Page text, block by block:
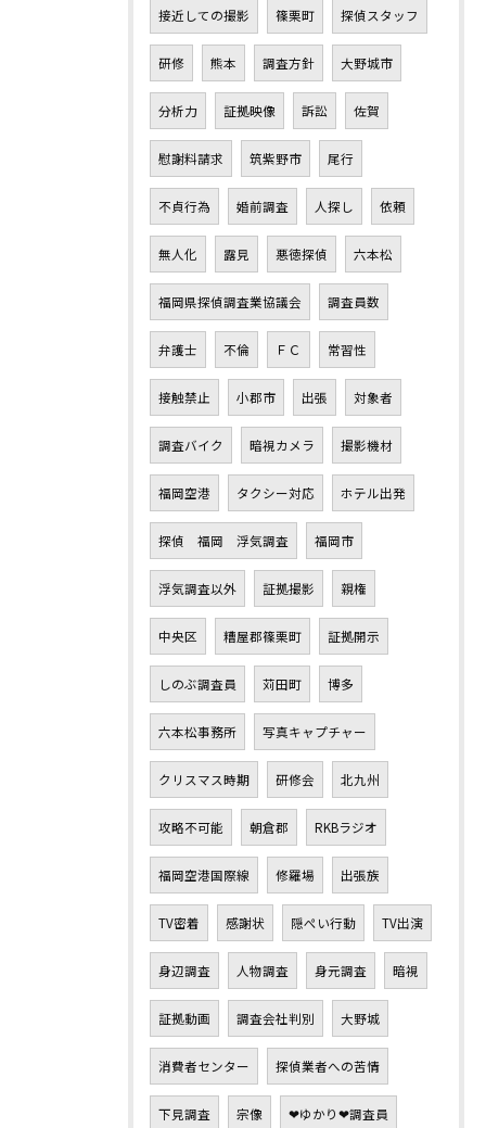
接近しての撮影 篠栗町 探偵スタッフ
研修 熊本 調査方針 大野城市
分析力 証拠映像 訴訟 佐賀
慰謝料請求 筑紫野市 尾行
不貞行為 婚前調査 人探し 依頼
無人化 露見 悪徳探偵 六本松
福岡県探偵調査業協議会 調査員数
弁護士 不倫 ＦＣ 常習性
接触禁止 小郡市 出張 対象者
調査バイク 暗視カメラ 撮影機材
福岡空港 タクシー対応 ホテル出発
探偵 福岡 浮気調査 福岡市
浮気調査以外 証拠撮影 親権
中央区 糟屋郡篠栗町 証拠開示
しのぶ調査員 苅田町 博多
六本松事務所 写真キャプチャー
クリスマス時期 研修会 北九州
攻略不可能 朝倉郡 RKBラジオ
福岡空港国際線 修羅場 出張族
TV密着 感謝状 隠ぺい行動 TV出演
身辺調査 人物調査 身元調査 暗視
証拠動画 調査会社判別 大野城
消費者センター 探偵業者への苦情
下見調査 宗像 ❤ゆかり❤調査員